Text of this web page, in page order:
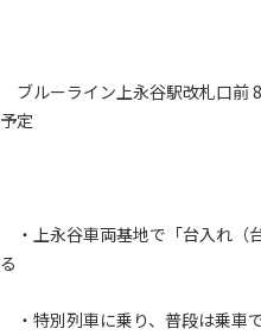
ブルーライン上永谷駅改札口前
予定
・上永谷車両基地で「台入れ（
る
・特別列車に乗り、普段は乗車